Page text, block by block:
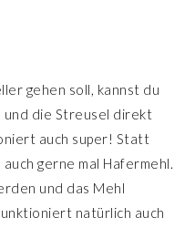
gehen soll, kannst du
und die Streusel direkt
auch super! Statt
gerne mal Hafermehl.
und das Mehl
natürlich auch